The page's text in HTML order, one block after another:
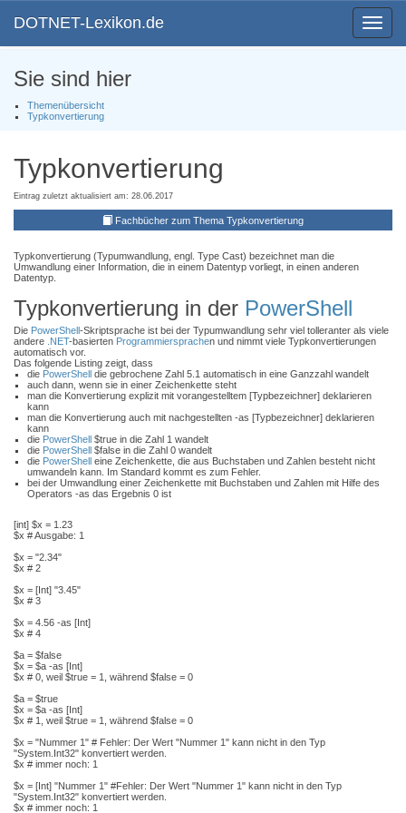
Toggle
DOTNET-Lexikon.de
Sie sind hier
Themenübersicht
Typkonvertierung
Typkonvertierung
Eintrag zuletzt aktualisiert am: 28.06.2017
Fachbücher zum Thema Typkonvertierung
Typkonvertierung (Typumwandlung, engl. Type Cast) bezeichnet man die
Umwandlung einer Information, die in einem Datentyp vorliegt, in einen anderen
Datentyp.
Typkonvertierung in der PowerShell
Die PowerShell-Skriptsprache ist bei der Typumwandlung sehr viel tolleranter als viele
andere .NET-basierten Programmiersprachen und nimmt viele Typkonvertierungen
automatisch vor.
Das folgende Listing zeigt, dass
die PowerShell die gebrochene Zahl 5.1 automatisch in eine Ganzzahl wandelt
auch dann, wenn sie in einer Zeichenkette steht
man die Konvertierung explizit mit vorangestelltem [Typbezeichner] deklarieren
kann
man die Konvertierung auch mit nachgestellten -as [Typbezeichner] deklarieren
kann
die PowerShell $true in die Zahl 1 wandelt
die PowerShell $false in die Zahl 0 wandelt
die PowerShell eine Zeichenkette, die aus Buchstaben und Zahlen besteht nicht
umwandeln kann. Im Standard kommt es zum Fehler.
bei der Umwandlung einer Zeichenkette mit Buchstaben und Zahlen mit Hilfe des
Operators -as das Ergebnis 0 ist
[int] $x = 1.23
$x # Ausgabe: 1
$x = "2.34"
$x # 2
$x = [Int] "3.45"
$x # 3
$x = 4.56 -as [Int]
$x # 4
$a = $false
$x = $a -as [Int]
$x # 0, weil $true = 1, während $false = 0
$a = $true
$x = $a -as [Int]
$x # 1, weil $true = 1, während $false = 0
$x = "Nummer 1" # Fehler: Der Wert "Nummer 1" kann nicht in den Typ
"System.Int32" konvertiert werden.
$x # immer noch: 1
$x = [Int] "Nummer 1" #Fehler: Der Wert "Nummer 1" kann nicht in den Typ
"System.Int32" konvertiert werden.
$x # immer noch: 1